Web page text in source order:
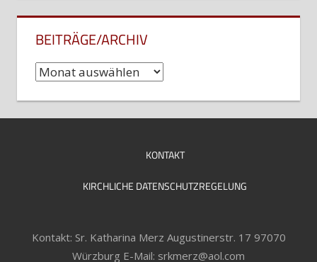
BEITRÄGE/ARCHIV
Beiträge/Archiv
KONTAKT
KIRCHLICHE DATENSCHUTZREGELUNG
Kontakt: Sr. Katharina Merz Augustinerstr. 17 97070
Würzburg E-Mail: srkmerz@aol.com